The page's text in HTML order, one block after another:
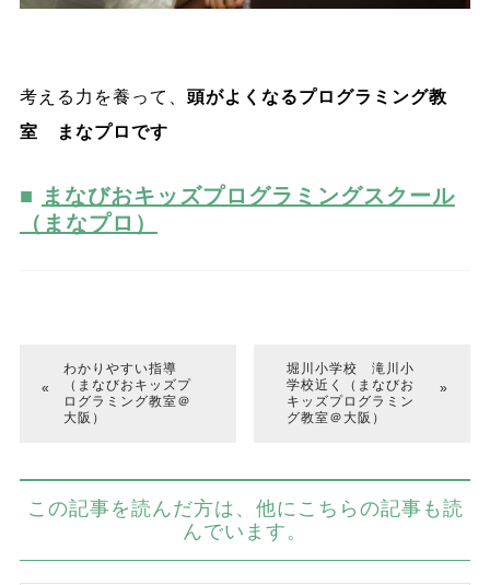
考える力を養って、 頭がよくなるプログラミング教
室 まなプロです
まなびおキッズプログラミングスクール
（まなプロ）
わかりやすい指導
（まなびおキッズプ
ログラミング教室＠
大阪）
堀川小学校 滝川小
学校近く（まなびお
キッズプログラミン
グ教室＠大阪）
この記事を読んだ方は、他にこちらの記事も読
んでいます。